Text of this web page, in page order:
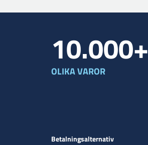
10.000+
OLIKA VAROR
Betalningsalternativ